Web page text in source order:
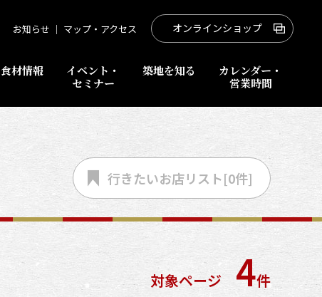
食材情報
イベント・
セミナー
築地を知る
カレンダー・
営業時間
お知らせ ｜ マップ・アクセス オンラインショップ
行きたいお店リスト[0件]
対象ページ 4件